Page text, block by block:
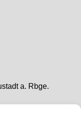
a. Rbge.